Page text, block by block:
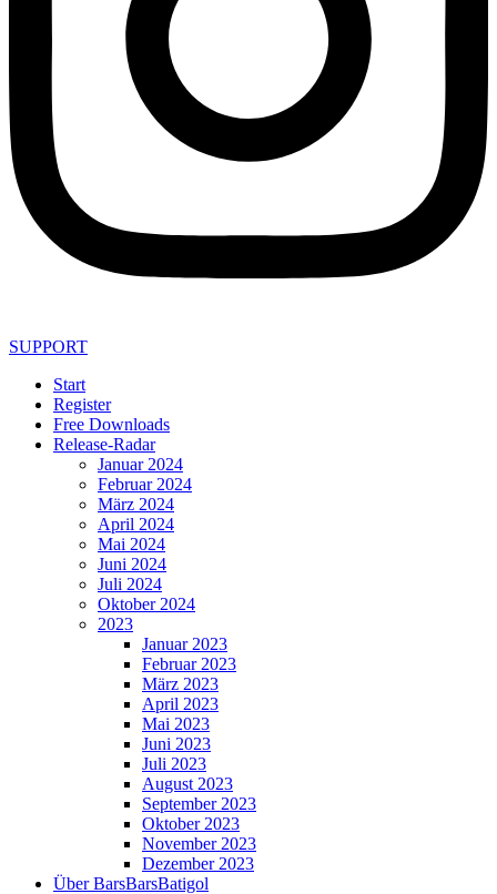
SUPPORT
Start
Register
Free Downloads
Release-Radar
Januar 2024
Februar 2024
März 2024
April 2024
Mai 2024
Juni 2024
Juli 2024
Oktober 2024
2023
Januar 2023
Februar 2023
März 2023
April 2023
Mai 2023
Juni 2023
Juli 2023
August 2023
September 2023
Oktober 2023
November 2023
Dezember 2023
Über BarsBarsBatigol